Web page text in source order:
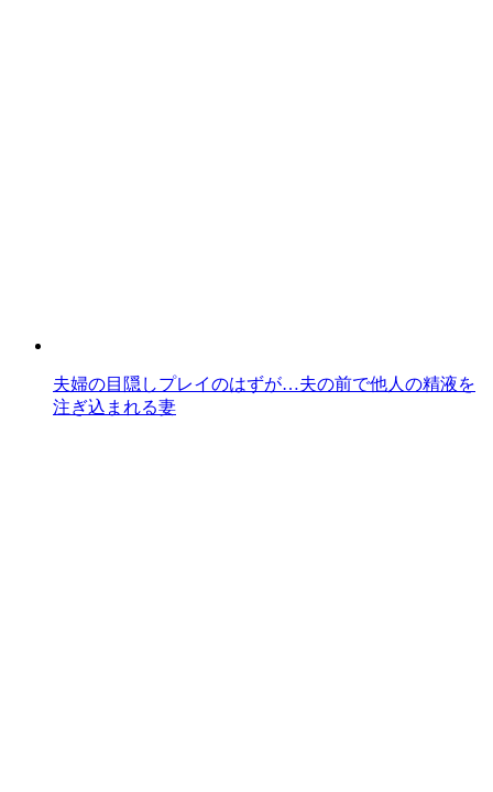
夫婦の目隠しプレイのはずが…夫の前で他人の精液を
注ぎ込まれる妻